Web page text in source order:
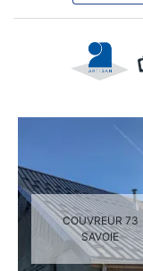
COUVREUR 73
SAVOIE